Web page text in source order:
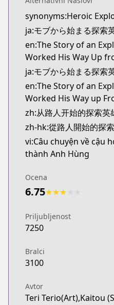
Kitsu
https://kitsu.app/
MangaUpdates
MangaUpdates
https://
novelUpdates
novelUpdates
https://
Book☆Walker
Book☆Walker
https://
ja:モブから始まる探索
en:The Story of an
Worked His Way Up
ja:モブから始まる探索
en:The Story of an
Worked His Way up
zh:从路人开始的探索英
zh-hk:從路人開始的探
vi:Câu chuyện về cậu
thành Anh Hùng
Ocena
6.75★★★
Priljubljenost
7250
Bralci
3100
Avtor
Teri Terio(Art),Kaitou